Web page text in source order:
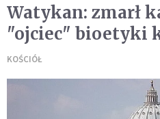
Watykan: zmarł
"ojciec" bioetyki
KOŚCIÓŁ